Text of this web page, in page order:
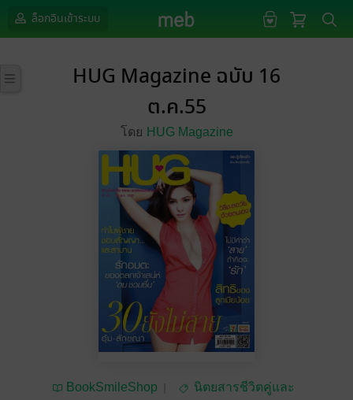
ล็อกอินเข้าระบบ
HUG Magazine ฉบับ 16
ต.ค.55
โดย HUG Magazine
BookSmileShop
นิตยสารชีวิตคู่และ